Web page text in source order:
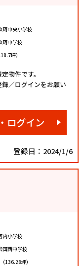
珂中央小学校
珂中学校
坪）
物件です。
／ログインをお願い
ログイン
登録日：2024/1/6
内小学校
国西中学校
136.28坪）